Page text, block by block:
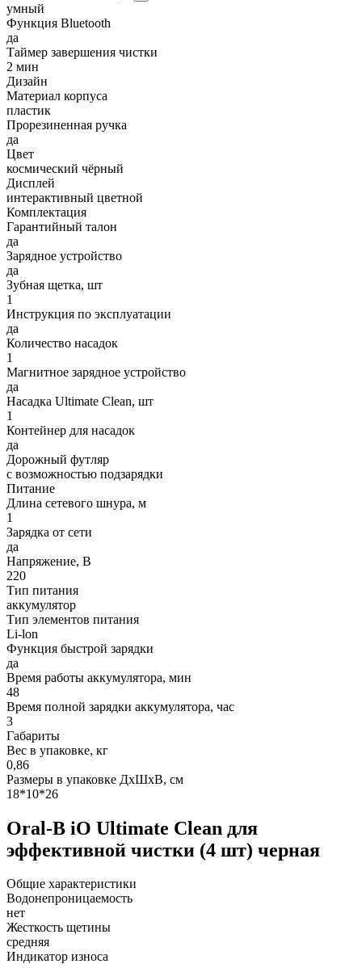
умный
Функция Bluetooth
да
Таймер завершения чистки
2 мин
Дизайн
Материал корпуса
пластик
Прорезиненная ручка
да
Цвет
космический чёрный
Дисплей
интерактивный цветной
Комплектация
Гарантийный талон
да
Зарядное устройство
да
Зубная щетка, шт
1
Инструкция по эксплуатации
да
Количество насадок
1
Магнитное зарядное устройство
да
Насадка Ultimate Clean, шт
1
Контейнер для насадок
да
Дорожный футляр
с возможностью подзарядки
Питание
Длина сетевого шнура, м
1
Зарядка от сети
да
Напряжение, В
220
Тип питания
аккумулятор
Тип элементов питания
Li-lon
Функция быстрой зарядки
да
Время работы аккумулятора, мин
48
Время полной зарядки аккумулятора, час
3
Габариты
Вес в упаковке, кг
0,86
Размеры в упаковке ДxШxВ, см
18*10*26
Oral-B iO Ultimate Clean для
эффективной чистки (4 шт) черная
Общие характеристики
Водонепроницаемость
нет
Жесткость щетины
средняя
Индикатор износа